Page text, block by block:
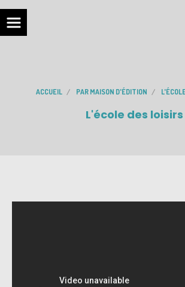
ACCUEIL PAR MAISON D'ÉDITION
L'école des loisirs